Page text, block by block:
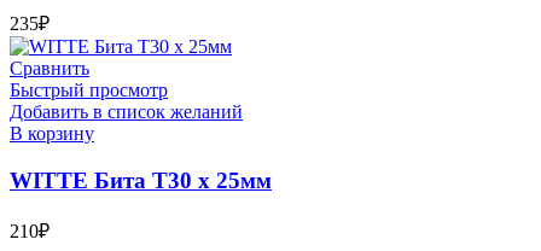
235₽
Сравнить
Быстрый просмотр
Добавить в список желаний
В корзину
WITTE Бита T30 х 25мм
210₽